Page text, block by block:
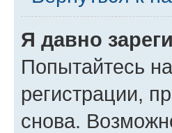
Я давно
Попытайтесь
регистрации,
снова.